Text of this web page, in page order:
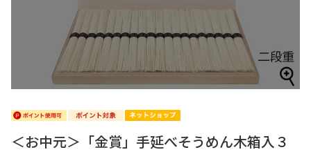
＜お中元＞「金賞」手延べそうめん木箱入３